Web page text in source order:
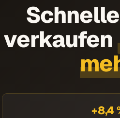
verkaufen
+8,4